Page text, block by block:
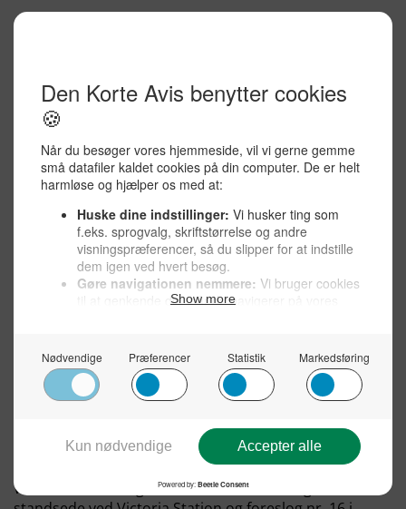
Et af forsøgene gik ud på, at Abwehr sendte en kurér til
Hertfordshire men blev arresteret få timer senere af en
mistænksom politibetjent. På sig havde han dels et nyt
krystal til Wulfs radiosender dels 1000 dollar og 300
pund til ham. Richter blev henrettet, og danskerens
pengesorger fortsatte, hvilket han mindede Abwehr
om i skarpt formulerede signaler, fx dette:
Hvad er det, der forsinker manden med de penge, I
lovede? Jeg er begyndt at tro, I er fulde af lort.”[5]
Samarbejde med japanerne
Nu tog Abwehr sig sammen og foreslog Wulf denne
bære på en bog og en avis samt have et rødt slips på.
Samtidig ville en japaner stige på bussen med The
skulle de stige af, og japaneren ville give Wulf avisen,
som indeholdt en større sum penge.
Wulf svarede tilbage, at bus nr. 11 ikke længere